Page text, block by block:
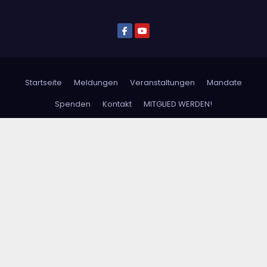
Startseite Meldungen Veranstaltungen
Mandate
Spenden
Kontakt MITGLIED WERDEN!